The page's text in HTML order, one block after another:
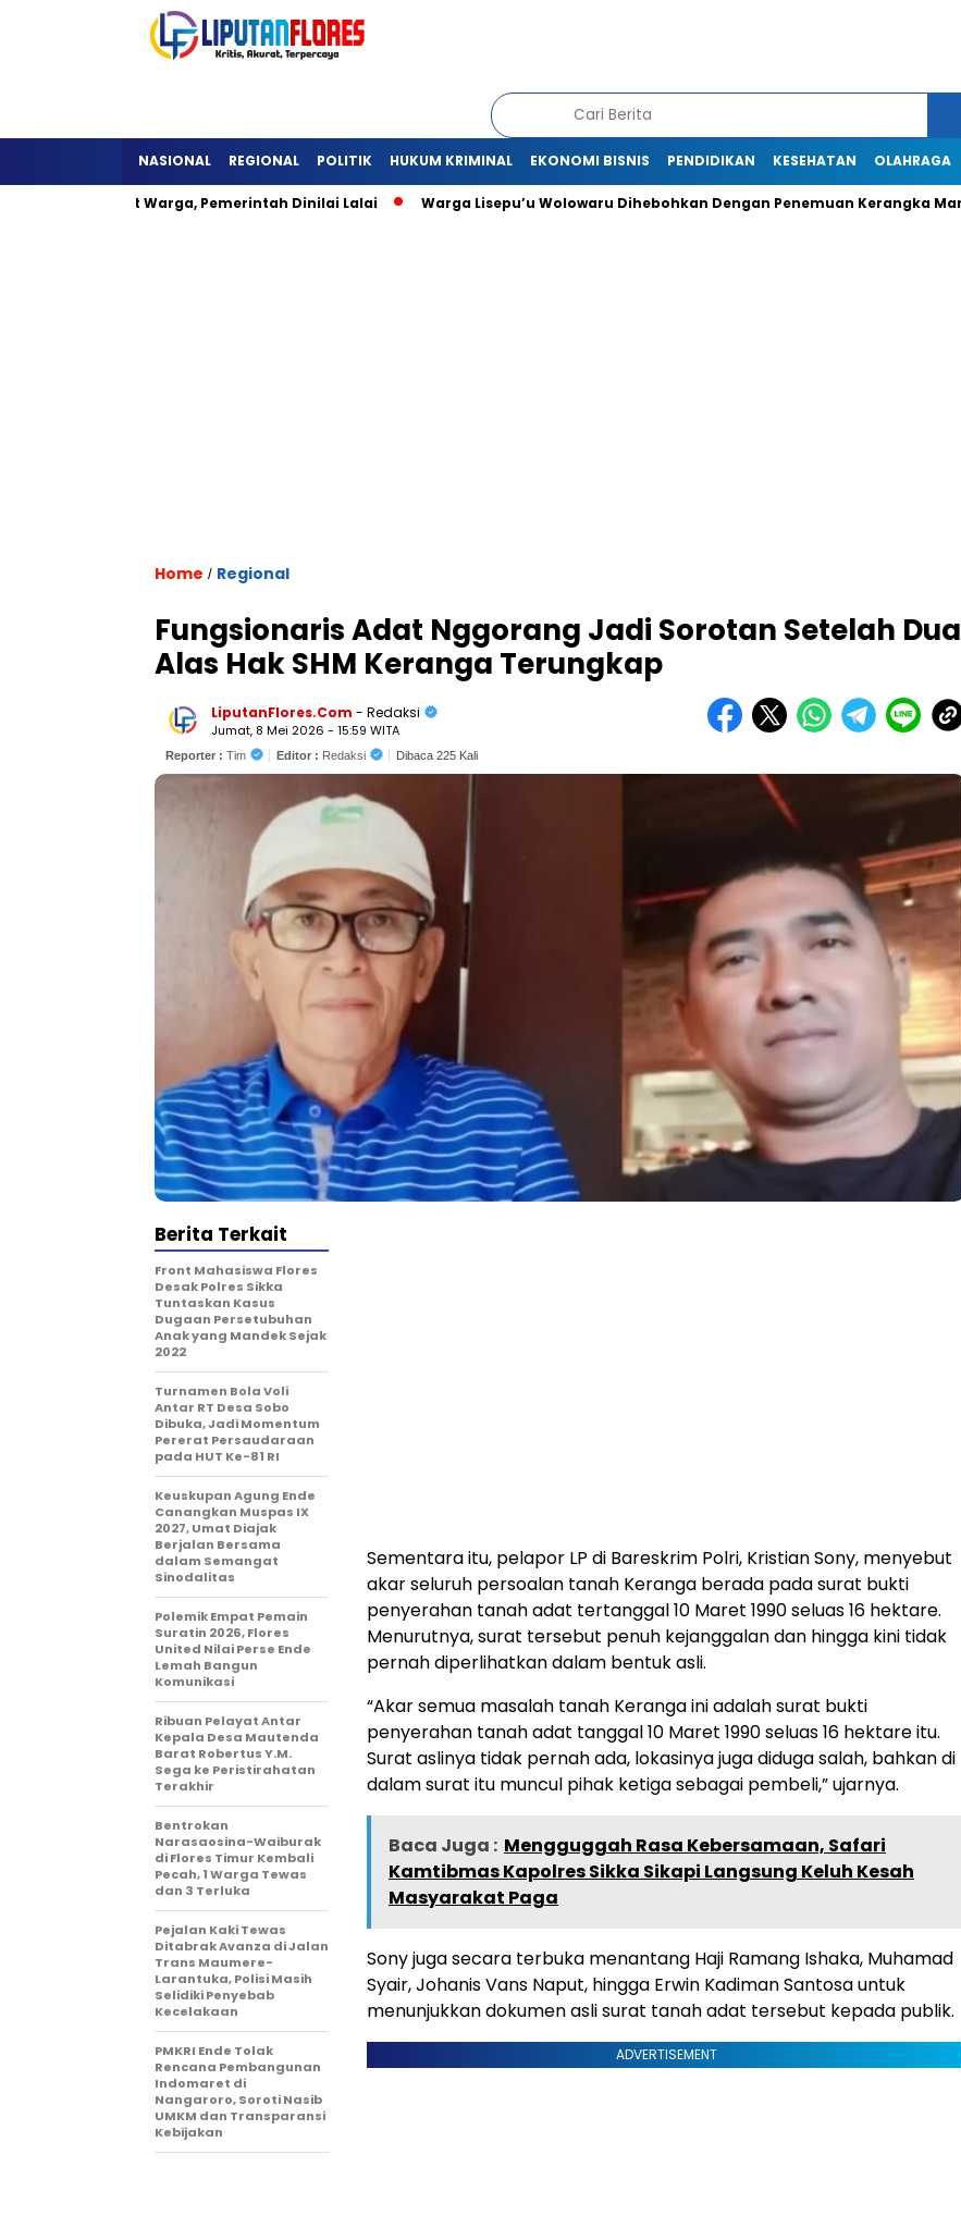
NASIONAL REGIONAL POLITIK HUKUM KRIMINAL EKONOMI BISNIS PENDIDIKAN KESEHATAN OLAHRAGA
Hambat Warga, Pemerintah Dinilai Lalai Warga Lisepu’u Wolowaru Dihebohkan Dengan Penemuan Kerangka Manusia
Home / Regional
Fungsionaris Adat Nggorang Jadi Sorotan Setelah Dua
Alas Hak SHM Keranga Terungkap
LiputanFlores.Com - Redaksi
Jumat, 8 Mei 2026 - 15:59 WITA
Reporter : Tim Editor : Redaksi Dibaca 225 Kali
Sementara itu, pelapor LP di Bareskrim Polri, Kristian Sony, menyebut
akar seluruh persoalan tanah Keranga berada pada surat bukti
penyerahan tanah adat tertanggal 10 Maret 1990 seluas 16 hektare.
Menurutnya, surat tersebut penuh kejanggalan dan hingga kini tidak
pernah diperlihatkan dalam bentuk asli.
“Akar semua masalah tanah Keranga ini adalah surat bukti
penyerahan tanah adat tanggal 10 Maret 1990 seluas 16 hektare itu.
Surat aslinya tidak pernah ada, lokasinya juga diduga salah, bahkan di
dalam surat itu muncul pihak ketiga sebagai pembeli,” ujarnya.
Baca Juga : Mengguggah Rasa Kebersamaan, Safari
Kamtibmas Kapolres Sikka Sikapi Langsung Keluh Kesah
Masyarakat Paga
Sony juga secara terbuka menantang Haji Ramang Ishaka, Muhamad
Syair, Johanis Vans Naput, hingga Erwin Kadiman Santosa untuk
menunjukkan dokumen asli surat tanah adat tersebut kepada publik.
ADVERTISEMENT
Berita Terkait
Front Mahasiswa Flores
Desak Polres Sikka
Tuntaskan Kasus
Dugaan Persetubuhan
Anak yang Mandek Sejak
2022
Turnamen Bola Voli
Antar RT Desa Sobo
Dibuka, Jadi Momentum
Pererat Persaudaraan
pada HUT Ke-81 RI
Keuskupan Agung Ende
Canangkan Muspas IX
2027, Umat Diajak
Berjalan Bersama
dalam Semangat
Sinodalitas
Polemik Empat Pemain
Suratin 2026, Flores
United Nilai Perse Ende
Lemah Bangun
Komunikasi
Ribuan Pelayat Antar
Kepala Desa Mautenda
Barat Robertus Y.M.
Sega ke Peristirahatan
Terakhir
Bentrokan
Narasaosina-Waiburak
di Flores Timur Kembali
Pecah, 1 Warga Tewas
dan 3 Terluka
Pejalan Kaki Tewas
Ditabrak Avanza di Jalan
Trans Maumere-
Larantuka, Polisi Masih
Selidiki Penyebab
Kecelakaan
PMKRI Ende Tolak
Rencana Pembangunan
Indomaret di
Nangaroro, Soroti Nasib
UMKM dan Transparansi
Kebijakan